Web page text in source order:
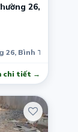
26,
26, Bình Thạnh,
chi tiết →